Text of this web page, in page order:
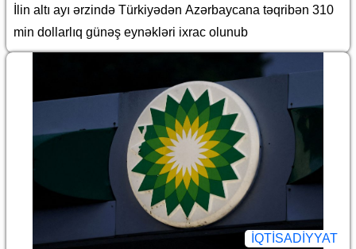
İlin altı ayı ərzində Türkiyədən Azərbaycana təqribən 310
min dollarlıq günəş eynəkləri ixrac olunub
İQTİSADİYYAT